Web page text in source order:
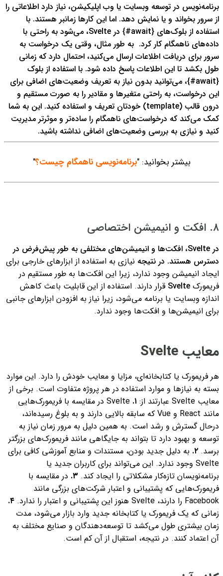
برنامه‌نویس در توسعه وبسایت یا وب اپلیکیشن، نیاز دارد اطلاعاتی را
از سرور بخواند و یا نمایش دهد. اما این کارها زمانبر هستند. با
استفاده از بلوک‌های {await#} در Svelte، می‌شود به راحتی با
داده‌های ناهمگام کار کرد. به طور مثال، وقتی یک درخواست به
سرور برای دریافت اطلاعات ارسال می‌کنید، احتمال دارد که زمانی
طول بکشد تا این اطلاعات پاسخ داده شود. با استفاده از بلوک
{await#}، می‌توانید بدون نیاز به تعریف وضعیت‌های اضافی برای
این درخواست، به راحتی متغیرها و مقادیر را به صورت مستقیم و
درون قالب (template) خودتان تعریف و استفاده کنید. این به شما
کمک می‌کند که درخواست‌های ناهمگام را ساده‌تر و موثرتر مدیریت
کنید و نیازی به بررسی وضعیت‌های اضافی نداشته باشید.
بیشتر بخوانید: "برنامه‌نویسی ناهمگام چیست؟"
۸. افکت و انیمیشن اختصاصی
در Svelte، افکت‌ها و انیمیشن‌های مختلفی به طور پیش‌فرض در
دسترس هستند. در نتیجه نیازی به استفاده از ابزارهای خارجی برای
ایجاد انیمیشن وجود ندارد، زیرا این افکت‌ها به طور مستقیم در
فریمورک Svelte قرار دارند. استفاده از این قابلیت باعث کاهش
اندازه وبسایت یا برنامه می‌شود، زیرا نیاز به افزودن ابزارهای جانبی
برای انیمیشن‌ها و افکت‌ها وجود ندارد.
معایب Svelte
هر فریمورک یا کتابخانه‌ای، مزایا و معایب خودش را دارد. این موارد
بسته به نیازها و موارد استفاده در هر پروژه متفاوت است. برخی از
معایب Svelte عبارتند از:
١.
Svelte در مقایسه با فریمورک‌هایی
مانند React و Vue که سابقه بالایی دارند و به بلوغ رسیده‌اند،
درحال گسترش و رشد است. به همین دلیل به مرور زمان نیاز به
توسعه و بهبود دارد تا بتواند به جایگاهی مانند فریمورک‌های بزرگتر
برسد. ٢. به دلیل جدید بودن، مستندات و منابع آموزشی کافی برای
Svelte وجود ندارد. این می‌تواند برای کاربران جدید یا
برنامه‌نویسان تازه‌کار مشکلاتی را ایجاد کند. ٣. در مقایسه با
فریمورک‌هایی که پشتیبانی و اعتبار شرکت‌های بزرگی مانند
Facebook را دارند، Svelte هنوز این پشتیبانی و اعتبار را ندارد.
٤.
زمانی که یک فریمورک یا کتابخانه جدید وارد بازار می‌شود، مدت
زمان بیشتری طول می‌کشد تا توسعه‌دهندگان و صنایع مختلف به
آن اعتماد کنند. در نتیجه، استقبال از آن کم است.